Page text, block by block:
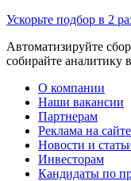
Ускорьте подбор в 2
Автоматизируйте
собирайте аналитику
О компании
Наши вакансии
Партнерам
Реклама на сайте
Новости и
Инвесторам
Кандидаты по